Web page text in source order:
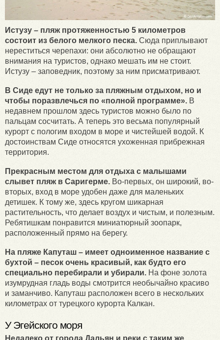
Истузу – пляж протяженностью 5 километров
состоит из белого мелкого песка. Сюда приплывают
нереститься черепахи: они абсолютно не обращают
внимания на туристов, однако мешать им не стоит.
Истузу – заповедник, поэтому за ним присматривают.
В Сиде едут не только за пляжным отдыхом, но и
чтобы поразвлечься по «полной программе». В
недавнем прошлом здесь туристов можно было по
пальцам сосчитать. А теперь это весьма популярный
курорт с пологим входом в море и чистейшей водой. К
достоинствам Сиде относятся ухоженная прибрежная
территория.
Прекрасным местом для отдыха с малышами
слывет пляж в Саригерме. Во-первых, он широкий, во-
вторых, вход в море удобен даже для маленьких
детишек. К тому же, здесь кругом шикарная
растительность, что делает воздух и чистым, и полезным.
Ребятишкам понравится миниатюрный зоопарк,
расположенный прямо на берегу.
На пляже Капуташ – имеет одноименное название с
бухтой – песок очень красивый, как будто его
специально перебирали и убирали. На фоне золота
изумрудная гладь воды смотрится необычайно красиво
и заманчиво. Капуташ расположен всего в нескольких
километрах от турецкого курорта Калкан.
У Эгейского моря
Недалеко от города Дальян и реки с таким же